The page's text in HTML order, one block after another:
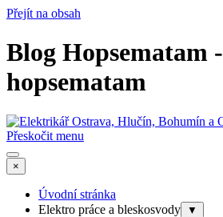
Přejít na obsah
Blog Hopsematam -
hopsematam
Přeskočit menu
×
Úvodní stránka
Elektro práce a bleskosvody
▼